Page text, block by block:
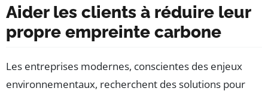
Aider les clients à réduire leur
propre empreinte carbone
Les entreprises modernes, conscientes des enjeux
environnementaux, recherchent des solutions pour